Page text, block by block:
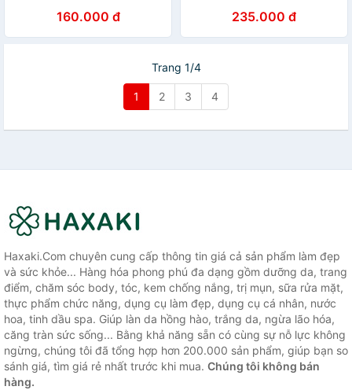
160.000 đ
Hàn Quốc235.000 đ
Trang 1/4
1 2 3 4
Haxaki.Com chuyên cung cấp thông tin giá cả sản phẩm làm đẹp
và sức khỏe... Hàng hóa phong phú đa dạng gồm dưỡng da, trang
điểm, chăm sóc body, tóc, kem chống nắng, trị mụn, sữa rửa mặt,
thực phẩm chức năng, dụng cụ làm đẹp, dụng cụ cá nhân, nước
hoa, tinh dầu spa. Giúp làn da hồng hào, trắng da, ngừa lão hóa,
căng tràn sức sống... Bằng khả năng sẵn có cùng sự nỗ lực không
ngừng, chúng tôi đã tổng hợp hơn 200.000 sản phẩm, giúp bạn so
sánh giá, tìm giá rẻ nhất trước khi mua. Chúng tôi không bán
hàng.